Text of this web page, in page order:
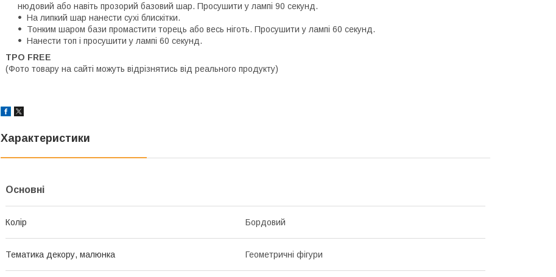
нюдовий або навіть прозорий базовий шар. Просушити у лампі 90 секунд.
На липкий шар нанести сухі блискітки.
Тонким шаром бази промастити торець або весь ніготь. Просушити у лампі 60 секунд.
Нанести топ і просушити у лампі 60 секунд.
TPO FREE
(Фото товару на сайті можуть відрізнятись від реального продукту)
Характеристики
Основні
Колір Бордовий
Тематика декору, малюнка Геометричні фігури